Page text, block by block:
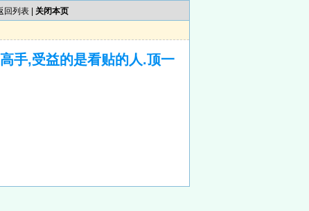
回列表 关闭本页
手,受益的是看贴的人.顶一